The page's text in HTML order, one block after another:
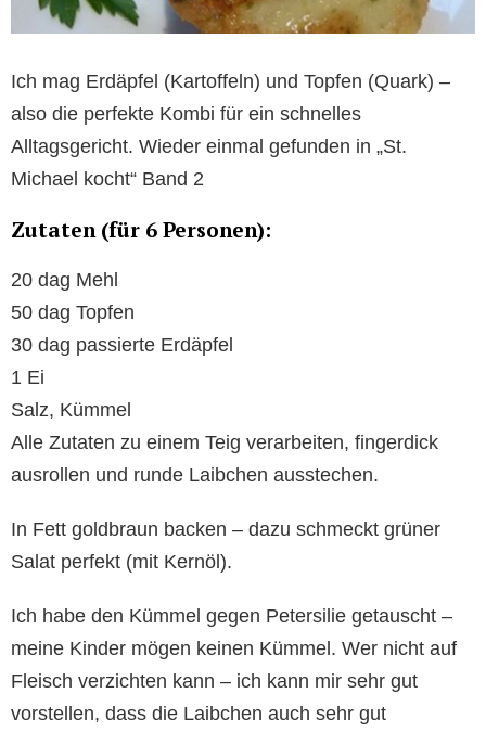
Ich mag Erdäpfel (Kartoffeln) und Topfen (Quark) –
also die perfekte Kombi für ein schnelles
Alltagsgericht. Wieder einmal gefunden in „St.
Michael kocht“ Band 2
Zutaten (für 6 Personen):
20 dag Mehl
50 dag Topfen
30 dag passierte Erdäpfel
1 Ei
Salz, Kümmel
Alle Zutaten zu einem Teig verarbeiten, fingerdick
ausrollen und runde Laibchen ausstechen.
In Fett goldbraun backen – dazu schmeckt grüner
Salat perfekt (mit Kernöl).
Ich habe den Kümmel gegen Petersilie getauscht –
meine Kinder mögen keinen Kümmel. Wer nicht auf
Fleisch verzichten kann – ich kann mir sehr gut
vorstellen, dass die Laibchen auch sehr gut